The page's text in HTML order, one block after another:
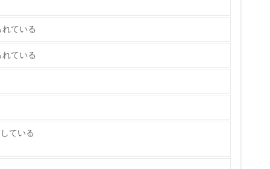
使用量削減の取り組みを行っている
画を立てている
・販売
ている
ている
ている